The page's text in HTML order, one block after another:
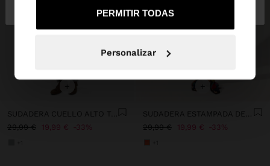
PERMITIR TODAS
Personalizar
SUDADERA CUELLO ALTO TACTO SUAVE
29,99 €
19,99 € 33%
SUDADERA ESTAMPADA DE ALGODÓN
29,99 €
19,99 € 33%